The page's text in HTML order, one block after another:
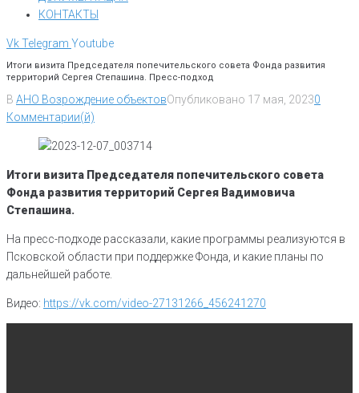
КОНТАКТЫ
VkTelegram Youtube
Итоги визита Председателя попечительского совета Фонда развития
территорий Сергея Степашина. Пресс-подход
В АНО Возрождение объектовОпубликовано 17 мая, 20230
Комментарии(й)
Итоги визита Председателя попечительского совета
Фонда развития территорий Сергея Вадимовича
Степашина.
На пресс-подходе рассказали, какие программы реализуются в
Псковской области при поддержке Фонда, и какие планы по
дальнейшей работе.
Видео: https://vk.com/video-27131266_456241270